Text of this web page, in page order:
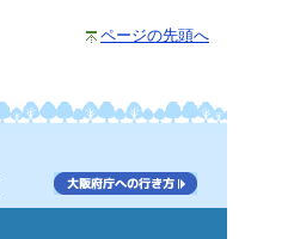
ページの先頭へ